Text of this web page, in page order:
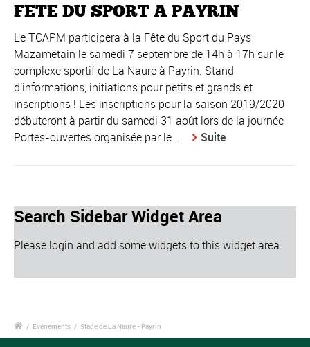
FETE DU SPORT A PAYRIN
Le TCAPM participera à la Fête du Sport du Pays
Mazamétain le samedi 7 septembre de 14h à 17h sur le
complexe sportif de La Naure à Payrin. Stand
d'informations, initiations pour petits et grands et
inscriptions ! Les inscriptions pour la saison 2019/2020
débuteront à partir du samedi 31 août lors de la journée
Portes-ouvertes organisée par le ...
Suite
Search Sidebar Widget Area
Please login and add some widgets to this widget area.
/ Événements / Stade de La Naure - Payrin